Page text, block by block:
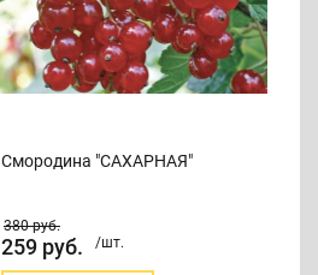
Смородина "САХАРНАЯ"
380руб.
259 руб. /шт.